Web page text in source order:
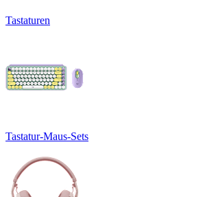
Tastaturen
Tastatur-Maus-Sets